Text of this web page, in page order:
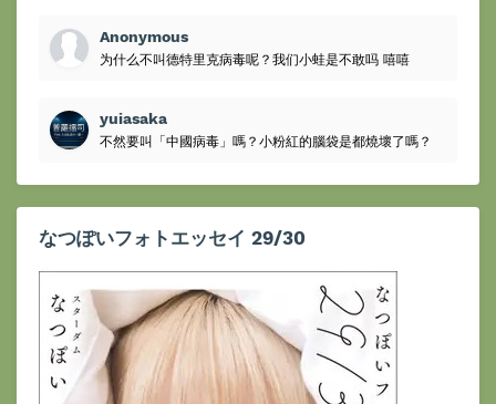
Anonymous
为什么不叫德特里克病毒呢？我们小蛙是不敢吗 嘻嘻
yuiasaka
不然要叫「中國病毒」嗎？小粉紅的腦袋是都燒壞了嗎？
なつぽいフォトエッセイ 29/30